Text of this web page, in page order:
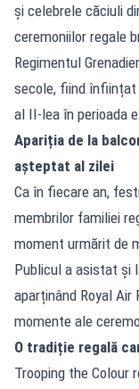
și celebrele căciuli
ceremoniilor regale
Regimentul
secole, fiind înființat
al II-lea în perioada
Apariția de la
așteptat al zilei
Ca în fiecare an,
membrilor familiei
moment urmărit de
Publicul a asistat și
aparținând Royal
momente ale
O tradiție regală
Trooping the Colour